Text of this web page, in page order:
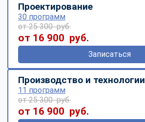
Проектирование
30 программ
от 25 300 руб.
от 16 900 руб.
Записаться
Производство и технологии
11 программ
от 25 300 руб.
от 16 900 руб.